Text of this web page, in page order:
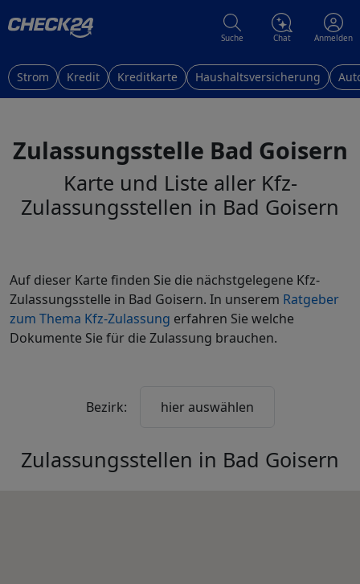
Suche Chat Anmelden
Strom Kredit Kreditkarte Haushaltsversicherung
Zulassungsstelle Bad Goisern
Karte und Liste aller Kfz-
Zulassungsstellen in Bad Goisern
Auf dieser Karte finden Sie die nächstgelegene Kfz-
Zulassungsstelle in Bad Goisern. In unserem Ratgeber
zum Thema Kfz-Zulassung erfahren Sie welche
Dokumente Sie für die Zulassung brauchen.
Bezirk: hier auswählen
Zulassungsstellen in Bad Goisern